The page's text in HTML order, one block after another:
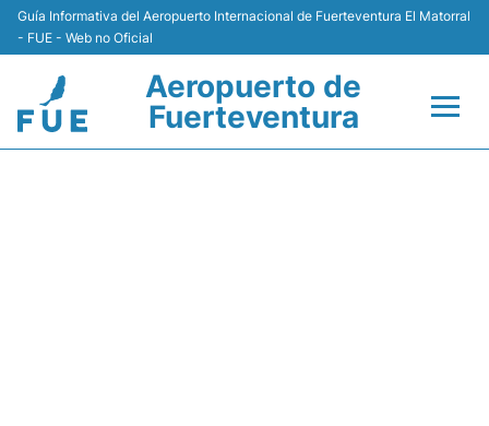
Guía Informativa del Aeropuerto Internacional de Fuerteventura El Matorral
- FUE - Web no Oficial
Aeropuerto de
Fuerteventura